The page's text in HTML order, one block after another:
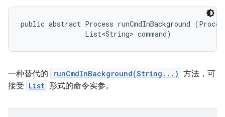
public abstract Process runCmdInBackground
                List<String> command)
一种替代的 runCmdInBackground(String...) 方法，可
接受 List 形式的命令实参。